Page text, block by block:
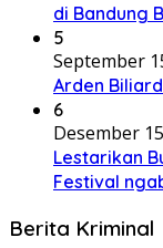
di Bandung
5
September
Arden
6
Desember
Lestarikan
Festival
Berita Kriminal